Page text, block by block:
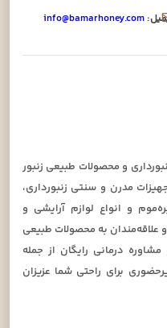
info@bamarhoney.com
و محصولات طبیعی زنبور
مدرن و سنتی زنبورداری،
و انواع لوازم آرایشی و
علاقه‌مندان به محصولات طبیعی
درمانی رایگان از جمله
برای راحتی شما عزیزان